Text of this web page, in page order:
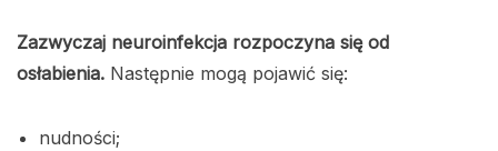
Zazwyczaj neuroinfekcja rozpoczyna się od
osłabienia. Następnie mogą pojawić się:
nudności;